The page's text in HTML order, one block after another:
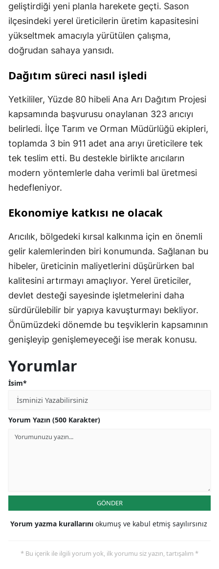
geliştirdiği yeni planla harekete geçti. Sason
ilçesindeki yerel üreticilerin üretim kapasitesini
yükseltmek amacıyla yürütülen çalışma,
doğrudan sahaya yansıdı.
Dağıtım süreci nasıl işledi
Yetkililer, Yüzde 80 hibeli Ana Arı Dağıtım Projesi
kapsamında başvurusu onaylanan 323 arıcıyı
belirledi. İlçe Tarım ve Orman Müdürlüğü ekipleri,
toplamda 3 bin 911 adet ana arıyı üreticilere tek
tek teslim etti. Bu destekle birlikte arıcıların
modern yöntemlerle daha verimli bal üretmesi
hedefleniyor.
Ekonomiye katkısı ne olacak
Arıcılık, bölgedeki kırsal kalkınma için en önemli
gelir kalemlerinden biri konumunda. Sağlanan bu
hibeler, üreticinin maliyetlerini düşürürken bal
kalitesini artırmayı amaçlıyor. Yerel üreticiler,
devlet desteği sayesinde işletmelerini daha
sürdürülebilir bir yapıya kavuşturmayı bekliyor.
Önümüzdeki dönemde bu teşviklerin kapsamının
genişleyip genişlemeyeceği ise merak konusu.
Yorumlar
İsim*
Yorum Yazın (500 Karakter)
GÖNDER
Yorum yazma kurallarını okumuş ve kabul etmiş sayılırsınız
* Bu içerik ile ilgili yorum yok, ilk yorumu siz yazın, tartışalım *